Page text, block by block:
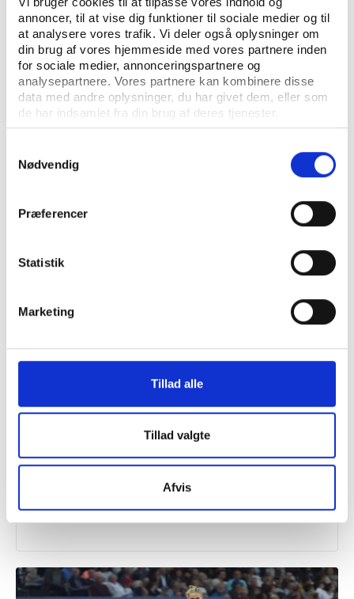
annoncer, til at vise dig funktioner til sociale medier og til
at analysere vores trafik. Vi deler også oplysninger om
din brug af vores hjemmeside med vores partnere inden
for sociale medier, annonceringspartnere og
analysepartnere. Vores partnere kan kombinere disse
data med andre oplysninger, du har givet dem, eller som
de har indsamlet fra din brug af deres tjenester.
Nødvendig
Præferencer
Statistik
Marketing
Tillad alle
Tillad valgte
Afvis
Team Danmark brugerundersøgelse 2021